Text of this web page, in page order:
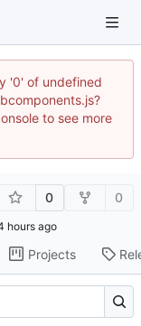
'0' of undefined
to see more
0 0
Projects